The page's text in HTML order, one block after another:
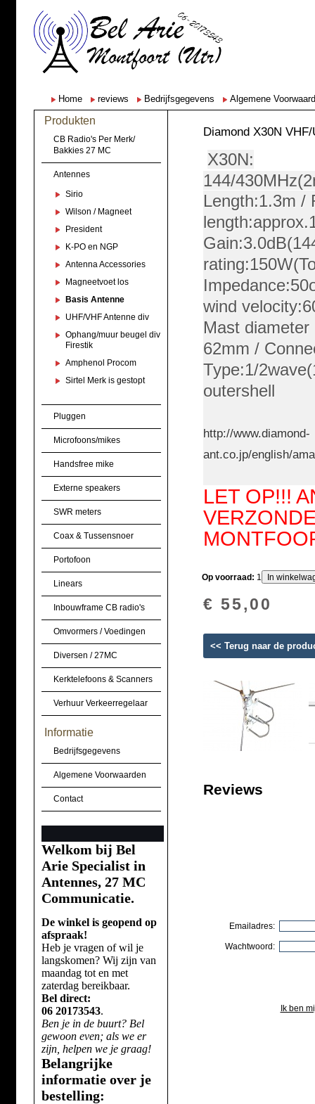
Home reviews Bedrijfsgegevens Algemene
Produkten
CB Radio's Per Merk/
Bakkies 27 MC
Antennes
Sirio
Wilson / Magneet
President
K-PO en NGP
Antenna Accessories
Magneetvoet los
Basis Antenne
UHF/VHF Antenne div
Ophang/muur beugel div
Firestik
Amphenol Procom
Sirtel Merk is gestopt
Pluggen
Microfoons/mikes
Handsfree mike
Externe speakers
SWR meters
Coax & Tussensnoer
Portofoon
Linears
Inbouwframe CB radio's
Omvormers / Voedingen
Diversen / 27MC
Kerktelefoons & Scanners
Verhuur Verkeerregelaar
Informatie
Bedrijfsgegevens
Algemene Voorwaarden
Contact
Welkom bij Bel
Arie Specialist in
Antennes, 27 MC
Communicatie.
De winkel is geopend op
afspraak!
Heb je vragen of wil je
langskomen? Wij zijn van
maandag tot en met
zaterdag bereikbaar.
Bel direct:
06 20173543.
Ben je in de buurt? Bel
gewoon even; als we er
zijn, helpen we je graag!
Belangrijke
informatie over je
bestelling:
Diamond X30N
X30N:
144/
Length:1.3m /
wind
Mast
62mm /
Type:1/
outershell
http://www.diamond-
ant.co.jp/english/
LET OP!!!
Op voorraad: 1
€ 55,00
<< Terug naar de
Reviews
Emailadres:
Wachtwoord:
Ik ben